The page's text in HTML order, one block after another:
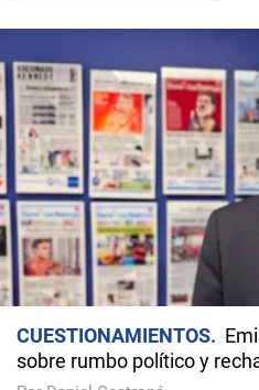
CUESTIONAMIENTOS
sobre rumbo político y